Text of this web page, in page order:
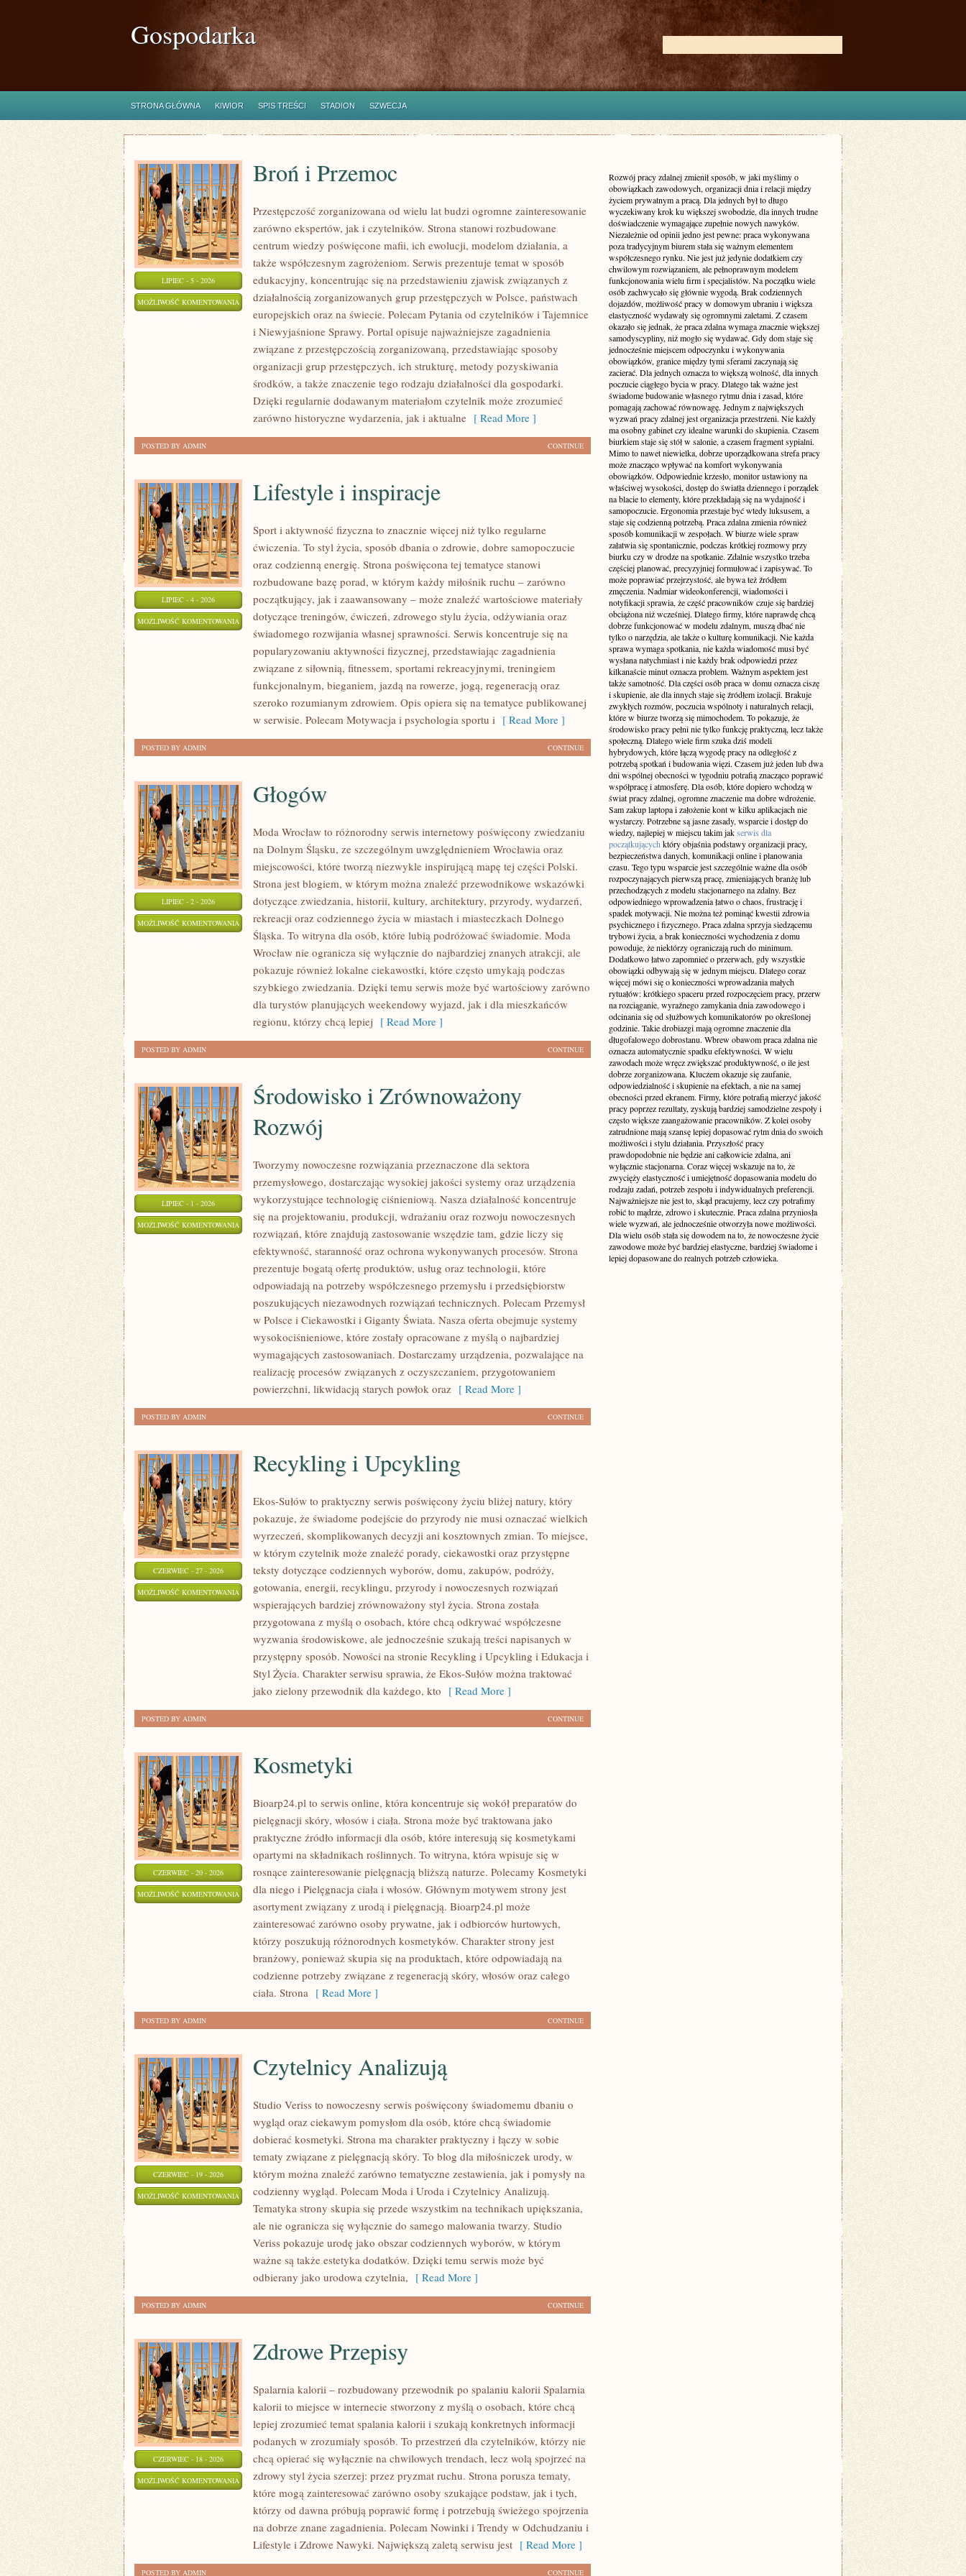
Gospodarka
STRONA GŁÓWNA KIWIOR SPIS TREŚCI STADION SZWECJA
LIPIEC - 5 - 2026
MOŻLIWOŚĆ KOMENTOWANIA BROŃ
PRZEMOC
Broń i Przemoc
Przestępczość zorganizowana od wielu lat budzi ogromne zainteresowanie
zarówno ekspertów, jak i czytelników. Strona stanowi rozbudowane
centrum wiedzy poświęcone mafii, ich ewolucji, modelom działania, a
także współczesnym zagrożeniom. Serwis prezentuje temat w sposób
edukacyjny, koncentrując się na przedstawieniu zjawisk związanych z
działalnością zorganizowanych grup przestępczych w Polsce, państwach
europejskich oraz na świecie. Polecam Pytania od czytelników i Tajemnice
i Niewyjaśnione Sprawy. Portal opisuje najważniejsze zagadnienia
związane z przestępczością zorganizowaną, przedstawiając sposoby
organizacji grup przestępczych, ich strukturę, metody pozyskiwania
środków, a także znaczenie tego rodzaju działalności dla gospodarki.
Dzięki regularnie dodawanym materiałom czytelnik może zrozumieć
zarówno historyczne wydarzenia, jak i aktualne [ Read More ]
CONTINUE
POSTED BY ADMIN
LIPIEC - 4 - 2026
MOŻLIWOŚĆ KOMENTOWANIA LIFESTYLE
INSPIRACJE
Lifestyle i inspiracje
Sport i aktywność fizyczna to znacznie więcej niż tylko regularne
ćwiczenia. To styl życia, sposób dbania o zdrowie, dobre samopoczucie
oraz codzienną energię. Strona poświęcona tej tematyce stanowi
rozbudowane bazę porad, w którym każdy miłośnik ruchu – zarówno
początkujący, jak i zaawansowany – może znaleźć wartościowe materiały
dotyczące treningów, ćwiczeń, zdrowego stylu życia, odżywiania oraz
świadomego rozwijania własnej sprawności. Serwis koncentruje się na
popularyzowaniu aktywności fizycznej, przedstawiając zagadnienia
związane z siłownią, fitnessem, sportami rekreacyjnymi, treningiem
funkcjonalnym, bieganiem, jazdą na rowerze, jogą, regeneracją oraz
szeroko rozumianym zdrowiem. Opis opiera się na tematyce publikowanej
w serwisie. Polecam Motywacja i psychologia sportu i [ Read More ]
CONTINUE
POSTED BY ADMIN
LIPIEC - 2 - 2026
MOŻLIWOŚĆ KOMENTOWANIA GŁOGÓW
Głogów
Moda Wrocław to różnorodny serwis internetowy poświęcony zwiedzaniu
na Dolnym Śląsku, ze szczególnym uwzględnieniem Wrocławia oraz
miejscowości, które tworzą niezwykle inspirującą mapę tej części Polski.
Strona jest blogiem, w którym można znaleźć przewodnikowe wskazówki
dotyczące zwiedzania, historii, kultury, architektury, przyrody, wydarzeń,
rekreacji oraz codziennego życia w miastach i miasteczkach Dolnego
Śląska. To witryna dla osób, które lubią podróżować świadomie. Moda
Wrocław nie ogranicza się wyłącznie do najbardziej znanych atrakcji, ale
pokazuje również lokalne ciekawostki, które często umykają podczas
szybkiego zwiedzania. Dzięki temu serwis może być wartościowy zarówno
dla turystów planujących weekendowy wyjazd, jak i dla mieszkańców
regionu, którzy chcą lepiej [ Read More ]
CONTINUE
POSTED BY ADMIN
LIPIEC - 1 - 2026
MOŻLIWOŚĆ KOMENTOWANIA ŚRODOWISKO
ZRÓWNOWAŻONY
Środowisko i Zrównoważony
Rozwój
Tworzymy nowoczesne rozwiązania przeznaczone dla sektora
przemysłowego, dostarczając wysokiej jakości systemy oraz urządzenia
wykorzystujące technologię ciśnieniową. Nasza działalność koncentruje
się na projektowaniu, produkcji, wdrażaniu oraz rozwoju nowoczesnych
rozwiązań, które znajdują zastosowanie wszędzie tam, gdzie liczy się
efektywność, staranność oraz ochrona wykonywanych procesów. Strona
prezentuje bogatą ofertę produktów, usług oraz technologii, które
odpowiadają na potrzeby współczesnego przemysłu i przedsiębiorstw
poszukujących niezawodnych rozwiązań technicznych. Polecam Przemysł
w Polsce i Ciekawostki i Giganty Świata. Nasza oferta obejmuje systemy
wysokociśnieniowe, które zostały opracowane z myślą o najbardziej
wymagających zastosowaniach. Dostarczamy urządzenia, pozwalające na
realizację procesów związanych z oczyszczaniem, przygotowaniem
powierzchni, likwidacją starych powłok oraz [ Read More ]
CONTINUE
POSTED BY ADMIN
CZERWIEC - 27 - 2026
MOŻLIWOŚĆ KOMENTOWANIA RECYKLING
UPCYKLING
Recykling i Upcykling
Ekos-Sułów to praktyczny serwis poświęcony życiu bliżej natury, który
pokazuje, że świadome podejście do przyrody nie musi oznaczać wielkich
wyrzeczeń, skomplikowanych decyzji ani kosztownych zmian. To miejsce,
w którym czytelnik może znaleźć porady, ciekawostki oraz przystępne
teksty dotyczące codziennych wyborów, domu, zakupów, podróży,
gotowania, energii, recyklingu, przyrody i nowoczesnych rozwiązań
wspierających bardziej zrównoważony styl życia. Strona została
przygotowana z myślą o osobach, które chcą odkrywać współczesne
wyzwania środowiskowe, ale jednocześnie szukają treści napisanych w
przystępny sposób. Nowości na stronie Recykling i Upcykling i Edukacja i
Styl Życia. Charakter serwisu sprawia, że Ekos-Sułów można traktować
jako zielony przewodnik dla każdego, kto [ Read More ]
CONTINUE
POSTED BY ADMIN
CZERWIEC - 20 - 2026
MOŻLIWOŚĆ KOMENTOWANIA KOSMETYKI
Kosmetyki
Bioarp24.pl to serwis online, która koncentruje się wokół preparatów do
pielęgnacji skóry, włosów i ciała. Strona może być traktowana jako
praktyczne źródło informacji dla osób, które interesują się kosmetykami
opartymi na składnikach roślinnych. To witryna, która wpisuje się w
rosnące zainteresowanie pielęgnacją bliższą naturze. Polecamy Kosmetyki
dla niego i Pielęgnacja ciała i włosów. Głównym motywem strony jest
asortyment związany z urodą i pielęgnacją. Bioarp24.pl może
zainteresować zarówno osoby prywatne, jak i odbiorców hurtowych,
którzy poszukują różnorodnych kosmetyków. Charakter strony jest
branżowy, ponieważ skupia się na produktach, które odpowiadają na
codzienne potrzeby związane z regeneracją skóry, włosów oraz całego
ciała. Strona [ Read More ]
CONTINUE
POSTED BY ADMIN
CZERWIEC - 19 - 2026
MOŻLIWOŚĆ KOMENTOWANIA CZYTELNICY
ANALIZUJĄ
Czytelnicy Analizują
Studio Veriss to nowoczesny serwis poświęcony świadomemu dbaniu o
wygląd oraz ciekawym pomysłom dla osób, które chcą świadomie
dobierać kosmetyki. Strona ma charakter praktyczny i łączy w sobie
tematy związane z pielęgnacją skóry. To blog dla miłośniczek urody, w
którym można znaleźć zarówno tematyczne zestawienia, jak i pomysły na
codzienny wygląd. Polecam Moda i Uroda i Czytelnicy Analizują.
Tematyka strony skupia się przede wszystkim na technikach upiększania,
ale nie ogranicza się wyłącznie do samego malowania twarzy. Studio
Veriss pokazuje urodę jako obszar codziennych wyborów, w którym
ważne są także estetyka dodatków. Dzięki temu serwis może być
odbierany jako urodowa czytelnia, [ Read More ]
CONTINUE
POSTED BY ADMIN
CZERWIEC - 18 - 2026
MOŻLIWOŚĆ KOMENTOWANIA ZDROWE
PRZEPISY
Zdrowe Przepisy
Spalarnia kalorii – rozbudowany przewodnik po spalaniu kalorii Spalarnia
kalorii to miejsce w internecie stworzony z myślą o osobach, które chcą
lepiej zrozumieć temat spalania kalorii i szukają konkretnych informacji
podanych w zrozumiały sposób. To przestrzeń dla czytelników, którzy nie
chcą opierać się wyłącznie na chwilowych trendach, lecz wolą spojrzeć na
zdrowy styl życia szerzej: przez pryzmat ruchu. Strona porusza tematy,
które mogą zainteresować zarówno osoby szukające podstaw, jak i tych,
którzy od dawna próbują poprawić formę i potrzebują świeżego spojrzenia
na dobrze znane zagadnienia. Polecam Nowinki i Trendy w Odchudzaniu i
Lifestyle i Zdrowe Nawyki. Największą zaletą serwisu jest [ Read More ]
CONTINUE
POSTED BY ADMIN
Rozwój pracy zdalnej zmienił sposób, w jaki myślimy o
obowiązkach zawodowych, organizacji dnia i relacji między
życiem prywatnym a pracą. Dla jednych był to długo
wyczekiwany krok ku większej swobodzie, dla innych trudne
doświadczenie wymagające zupełnie nowych nawyków.
Niezależnie od opinii jedno jest pewne: praca wykonywana
poza tradycyjnym biurem stała się ważnym elementem
współczesnego rynku. Nie jest już jedynie dodatkiem czy
chwilowym rozwiązaniem, ale pełnoprawnym modelem
funkcjonowania wielu firm i specjalistów. Na początku wiele
osób zachwycało się głównie wygodą. Brak codziennych
dojazdów, możliwość pracy w domowym ubraniu i większa
elastyczność wydawały się ogromnymi zaletami. Z czasem
okazało się jednak, że praca zdalna wymaga znacznie większej
samodyscypliny, niż mogło się wydawać. Gdy dom staje się
jednocześnie miejscem odpoczynku i wykonywania
obowiązków, granice między tymi sferami zaczynają się
zacierać. Dla jednych oznacza to większą wolność, dla innych
poczucie ciągłego bycia w pracy. Dlatego tak ważne jest
świadome budowanie własnego rytmu dnia i zasad, które
pomagają zachować równowagę. Jednym z największych
wyzwań pracy zdalnej jest organizacja przestrzeni. Nie każdy
ma osobny gabinet czy idealne warunki do skupienia. Czasem
biurkiem staje się stół w salonie, a czasem fragment sypialni.
Mimo to nawet niewielka, dobrze uporządkowana strefa pracy
może znacząco wpływać na komfort wykonywania
obowiązków. Odpowiednie krzesło, monitor ustawiony na
właściwej wysokości, dostęp do światła dziennego i porządek
na blacie to elementy, które przekładają się na wydajność i
samopoczucie. Ergonomia przestaje być wtedy luksusem, a
staje się codzienną potrzebą. Praca zdalna zmienia również
sposób komunikacji w zespołach. W biurze wiele spraw
załatwia się spontanicznie, podczas krótkiej rozmowy przy
biurku czy w drodze na spotkanie. Zdalnie wszystko trzeba
częściej planować, precyzyjniej formułować i zapisywać. To
może poprawiać przejrzystość, ale bywa też źródłem
zmęczenia. Nadmiar wideokonferencji, wiadomości i
notyfikacji sprawia, że część pracowników czuje się bardziej
obciążona niż wcześniej. Dlatego firmy, które naprawdę chcą
dobrze funkcjonować w modelu zdalnym, muszą dbać nie
tylko o narzędzia, ale także o kulturę komunikacji. Nie każda
sprawa wymaga spotkania, nie każda wiadomość musi być
wysłana natychmiast i nie każdy brak odpowiedzi przez
kilkanaście minut oznacza problem. Ważnym aspektem jest
także samotność. Dla części osób praca w domu oznacza ciszę
i skupienie, ale dla innych staje się źródłem izolacji. Brakuje
zwykłych rozmów, poczucia wspólnoty i naturalnych relacji,
które w biurze tworzą się mimochodem. To pokazuje, że
środowisko pracy pełni nie tylko funkcję praktyczną, lecz także
społeczną. Dlatego wiele firm szuka dziś modeli
hybrydowych, które łączą wygodę pracy na odległość z
potrzebą spotkań i budowania więzi. Czasem już jeden lub dwa
dni wspólnej obecności w tygodniu potrafią znacząco poprawić
współpracę i atmosferę. Dla osób, które dopiero wchodzą w
świat pracy zdalnej, ogromne znaczenie ma dobre wdrożenie.
Sam zakup laptopa i założenie kont w kilku aplikacjach nie
wystarczy. Potrzebne są jasne zasady, wsparcie i dostęp do
wiedzy, najlepiej w miejscu takim jakserwis dla
początkujących który objaśnia podstawy organizacji pracy,
bezpieczeństwa danych, komunikacji online i planowania
czasu. Tego typu wsparcie jest szczególnie ważne dla osób
rozpoczynających pierwszą pracę, zmieniających branżę lub
przechodzących z modelu stacjonarnego na zdalny. Bez
odpowiedniego wprowadzenia łatwo o chaos, frustrację i
spadek motywacji. Nie można też pominąć kwestii zdrowia
psychicznego i fizycznego. Praca zdalna sprzyja siedzącemu
trybowi życia, a brak konieczności wychodzenia z domu
powoduje, że niektórzy ograniczają ruch do minimum.
Dodatkowo łatwo zapomnieć o przerwach, gdy wszystkie
obowiązki odbywają się w jednym miejscu. Dlatego coraz
więcej mówi się o konieczności wprowadzania małych
rytuałów: krótkiego spaceru przed rozpoczęciem pracy, przerw
na rozciąganie, wyraźnego zamykania dnia zawodowego i
odcinania się od służbowych komunikatorów po określonej
godzinie. Takie drobiazgi mają ogromne znaczenie dla
długofalowego dobrostanu. Wbrew obawom praca zdalna nie
oznacza automatycznie spadku efektywności. W wielu
zawodach może wręcz zwiększać produktywność, o ile jest
dobrze zorganizowana. Kluczem okazuje się zaufanie,
odpowiedzialność i skupienie na efektach, a nie na samej
obecności przed ekranem. Firmy, które potrafią mierzyć jakość
pracy poprzez rezultaty, zyskują bardziej samodzielne zespoły i
często większe zaangażowanie pracowników. Z kolei osoby
zatrudnione mają szansę lepiej dopasować rytm dnia do swoich
możliwości i stylu działania. Przyszłość pracy
prawdopodobnie nie będzie ani całkowicie zdalna, ani
wyłącznie stacjonarna. Coraz więcej wskazuje na to, że
zwycięży elastyczność i umiejętność dopasowania modelu do
rodzaju zadań, potrzeb zespołu i indywidualnych preferencji.
Najważniejsze nie jest to, skąd pracujemy, lecz czy potrafimy
robić to mądrze, zdrowo i skutecznie. Praca zdalna przyniosła
wiele wyzwań, ale jednocześnie otworzyła nowe możliwości.
Dla wielu osób stała się dowodem na to, że nowoczesne życie
zawodowe może być bardziej elastyczne, bardziej świadome i
lepiej dopasowane do realnych potrzeb człowieka.